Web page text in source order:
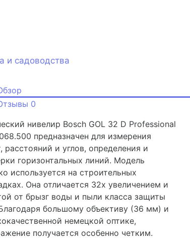
и садоводства
0
нивелир Bosch GOL 32 D Professional
предназначен для измерения
расстояний и углов, определения и
горизонтальных линий. Модель
используется на строительных
Она отличается 32х увеличением и
от брызг воды и пыли класса защиты
большому объективу (36 мм) и
немецкой оптике,
получается особенно четким.